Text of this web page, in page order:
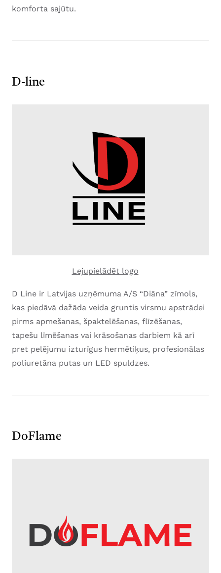
komforta sajūtu.
D-line
Lejupielādēt logo
D Line ir Latvijas uzņēmuma A/S “Diāna” zīmols,
kas piedāvā dažāda veida gruntis virsmu apstrādei
pirms apmešanas, špaktelēšanas, flīzēšanas,
tapešu līmēšanas vai krāsošanas darbiem kā arī
pret pelējumu izturīgus hermētiķus, profesionālas
poliuretāna putas un LED spuldzes.
DoFlame